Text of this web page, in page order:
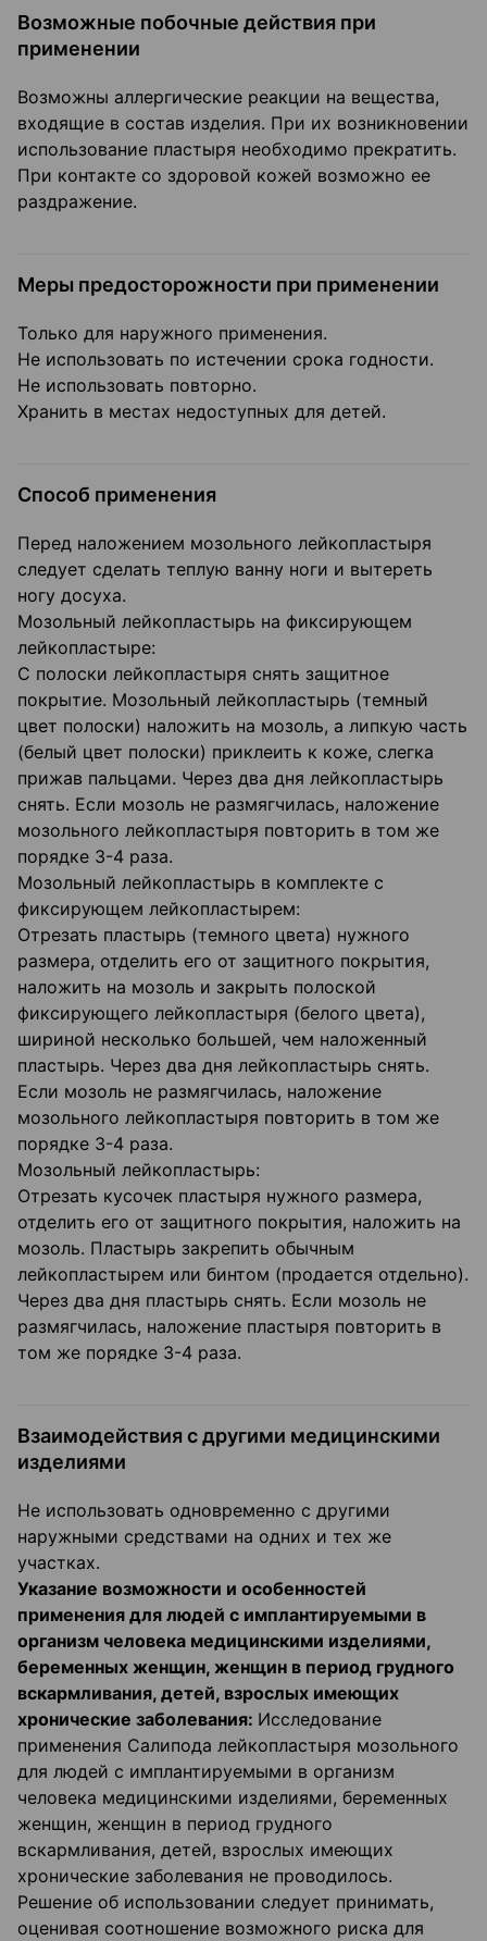
Возможные побочные действия при
применении
Возможны аллергические реакции на вещества,
входящие в состав изделия. При их возникновении
использование пластыря необходимо прекратить.
При контакте со здоровой кожей возможно ее
раздражение.
Меры предосторожности при применении
Только для наружного применения.
Не использовать по истечении срока годности.
Не использовать повторно.
Хранить в местах недоступных для детей.
Способ применения
Перед наложением мозольного лейкопластыря
следует сделать теплую ванну ноги и вытереть
ногу досуха.
Мозольный лейкопластырь на фиксирующем
лейкопластыре:
С полоски лейкопластыря снять защитное
покрытие. Мозольный лейкопластырь (темный
цвет полоски) наложить на мозоль, а липкую часть
(белый цвет полоски) приклеить к коже, слегка
прижав пальцами. Через два дня лейкопластырь
снять. Если мозоль не размягчилась, наложение
мозольного лейкопластыря повторить в том же
порядке 3-4 раза.
Мозольный лейкопластырь в комплекте с
фиксирующем лейкопластырем:
Отрезать пластырь (темного цвета) нужного
размера, отделить его от защитного покрытия,
наложить на мозоль и закрыть полоской
фиксирующего лейкопластыря (белого цвета),
шириной несколько большей, чем наложенный
пластырь. Через два дня лейкопластырь снять.
Если мозоль не размягчилась, наложение
мозольного лейкопластыря повторить в том же
порядке 3-4 раза.
Мозольный лейкопластырь:
Отрезать кусочек пластыря нужного размера,
отделить его от защитного покрытия, наложить на
мозоль. Пластырь закрепить обычным
лейкопластырем или бинтом (продается отдельно).
Через два дня пластырь снять. Если мозоль не
размягчилась, наложение пластыря повторить в
том же порядке 3-4 раза.
Взаимодействия с другими медицинскими
изделиями
Не использовать одновременно с другими
наружными средствами на одних и тех же
участках.
Указание возможности и особенностей
применения для людей с имплантируемыми в
организм человека медицинскими изделиями,
беременных женщин, женщин в период грудного
вскармливания, детей, взрослых имеющих
хронические заболевания: Исследование
применения Салипода лейкопластыря мозольного
для людей с имплантируемыми в организм
человека медицинскими изделиями, беременных
женщин, женщин в период грудного
вскармливания, детей, взрослых имеющих
хронические заболевания не проводилось.
Решение об использовании следует принимать,
оценивая соотношение возможного риска для